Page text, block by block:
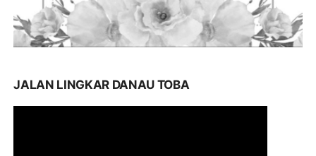
JALAN LINGKAR DANAU TOBA